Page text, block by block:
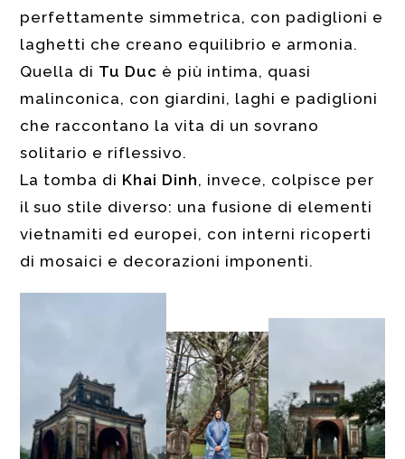
perfettamente simmetrica, con padiglioni e
laghetti che creano equilibrio e armonia.
Quella di Tu Duc è più intima, quasi
malinconica, con giardini, laghi e padiglioni
che raccontano la vita di un sovrano
solitario e riflessivo.
La tomba di Khai Dinh, invece, colpisce per
il suo stile diverso: una fusione di elementi
vietnamiti ed europei, con interni ricoperti
di mosaici e decorazioni imponenti.